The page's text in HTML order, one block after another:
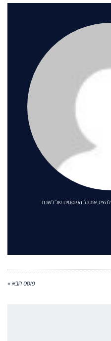
להציג את כל הפוסטים של לשכת
פוסט הבא »